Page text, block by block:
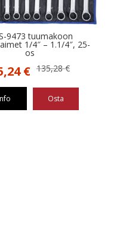
9473 tuumakoon
1/4″ – 1.1/4″, 25-
os
135,28€
Alkuperäinen
135,28 €.
€Nykyinen
75,24 €.
Osta